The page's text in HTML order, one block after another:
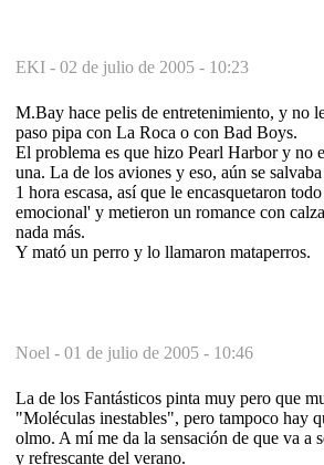
EKI - 02 de julio de 2005 - 10:23
M.Bay hace pelis de entretenimiento, y no
paso pipa con La Roca o con Bad Boys.
El problema es que hizo Pearl Harbor y no
una. La de los aviones y eso, aún se
1 hora escasa, así que le encasquetaron
emocional' y metieron un romance con
nada más.
Y mató un perro y lo llamaron mataperros.
Noel - 01 de julio de 2005 - 10:46
La de los Fantásticos pinta muy pero que
"Moléculas inestables", pero tampoco hay
olmo. A mí me da la sensación de que va a
y refrescante del verano.